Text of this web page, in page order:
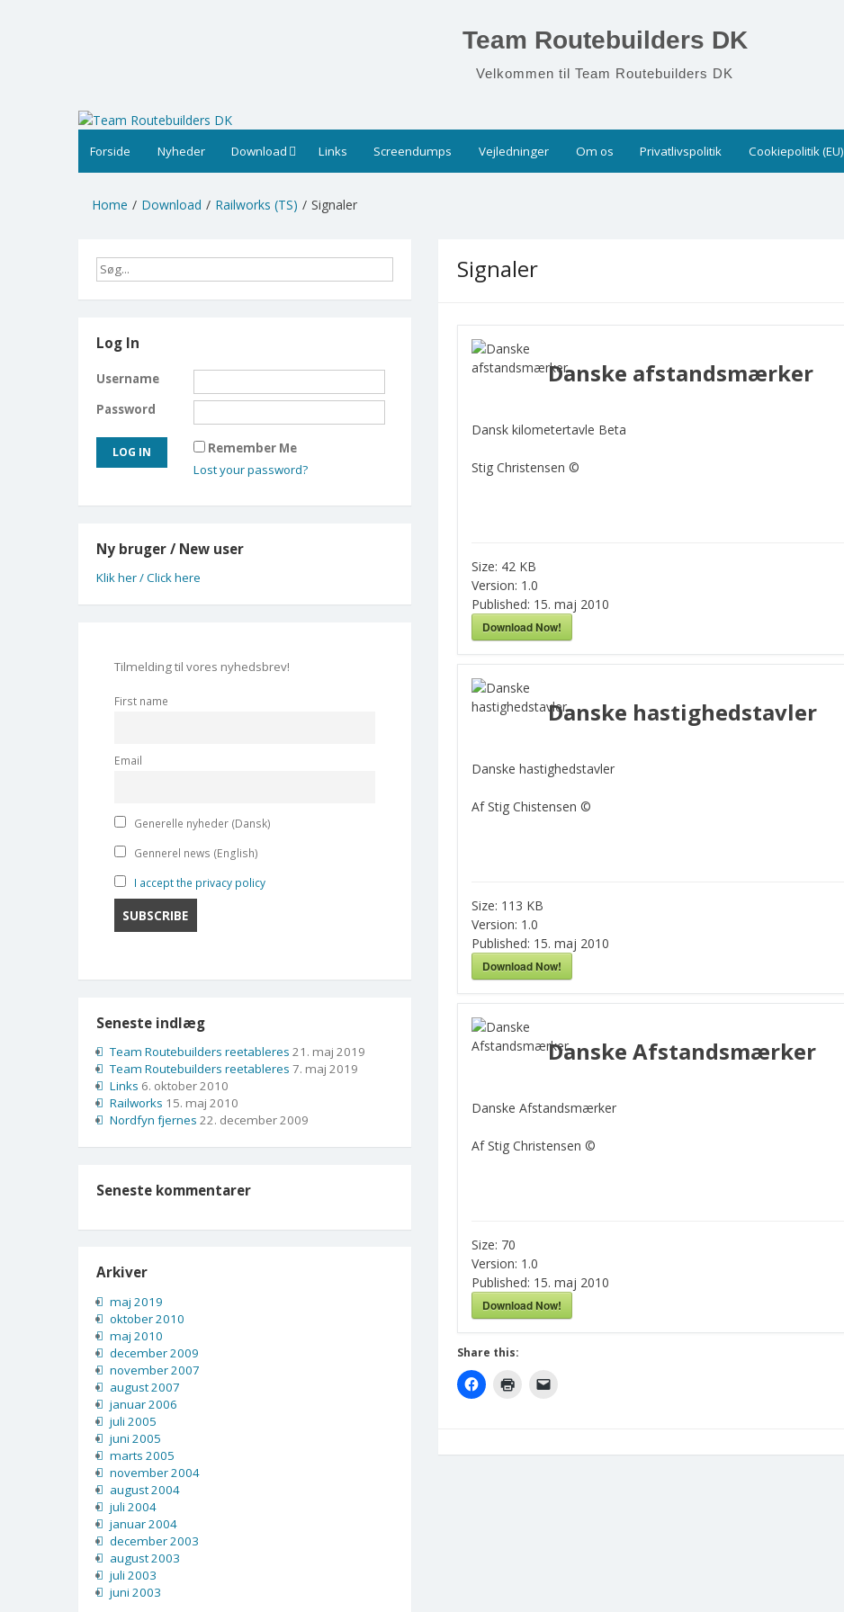
Team Routebuilders DK
Velkommen til Team Routebuilders DK
Forside Nyheder Download Links Screendumps Vejledninger Om os Privatlivspolitik Cookiepolitik (EU)
Home Download Railworks (TS) Signaler
Signaler
Danske afstandsmærker
Dansk kilometertavle Beta
Stig Christensen ©
Size: 42 KB
Version: 1.0
Published: 15. maj 2010
Download Now!
Danske hastighedstavler
Danske hastighedstavler
Af Stig Chistensen ©
Size: 113 KB
Version: 1.0
Published: 15. maj 2010
Download Now!
Danske Afstandsmærker
Danske Afstandsmærker
Af Stig Christensen ©
Size: 70
Version: 1.0
Published: 15. maj 2010
Download Now!
Share this:
Log In
Username
Password
Remember Me
Lost your password?
Ny bruger / New user
Klik her / Click here
Tilmelding til vores nyhedsbrev!
First name
Email
Generelle nyheder (Dansk)
Gennerel news (English)
I accept the privacy policy
Seneste indlæg
Team Routebuilders reetableres 21. maj 2019
Team Routebuilders reetableres 7. maj 2019
Links 6. oktober 2010
Railworks 15. maj 2010
Nordfyn fjernes 22. december 2009
Seneste kommentarer
Arkiver
maj 2019
oktober 2010
maj 2010
december 2009
november 2007
august 2007
januar 2006
juli 2005
juni 2005
marts 2005
november 2004
august 2004
juli 2004
januar 2004
december 2003
august 2003
juli 2003
juni 2003